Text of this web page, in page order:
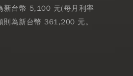
新台幣 5,100 元(每月利率
則為新台幣 361,200 元。